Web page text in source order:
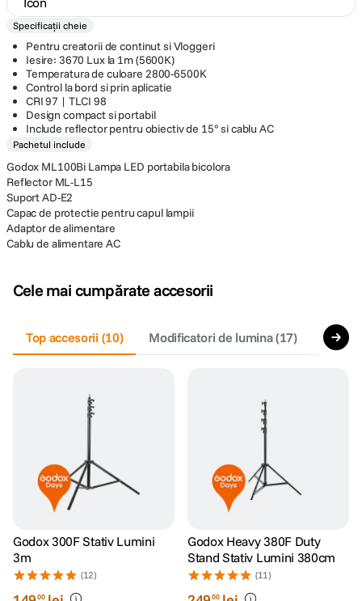
Specificații cheie
Pentru creatorii de continut si Vloggeri
Iesire: 3670 Lux la 1m (5600K)
Temperatura de culoare 2800-6500K
Control la bord si prin aplicatie
CRI 97 | TLCI 98
Design compact si portabil
Include reflector pentru obiectiv de 15° si cablu AC
Pachetul include
Godox ML100Bi Lampa LED portabila bicolora
Reflector ML-L15
Suport AD-E2
Capac de protectie pentru capul lampii
Adaptor de alimentare
Cablu de alimentare AC
Cele mai cumpărate accesorii
Top accesorii (10) Modificatori de lumina(17)
Godox 300F Stativ Lumini
3m
(12)
00
Godox Heavy 380F Duty
Stand Stativ Lumini 380cm
(11)
00